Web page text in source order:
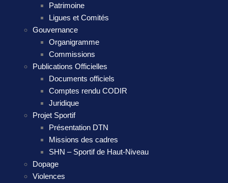
Patrimoine
Ligues et Comités
Gouvernance
Organigramme
Commissions
Publications Officielles
Documents officiels
Comptes rendu CODIR
Juridique
Projet Sportif
Présentation DTN
Missions des cadres
SHN – Sportif de Haut-Niveau
Dopage
Violences